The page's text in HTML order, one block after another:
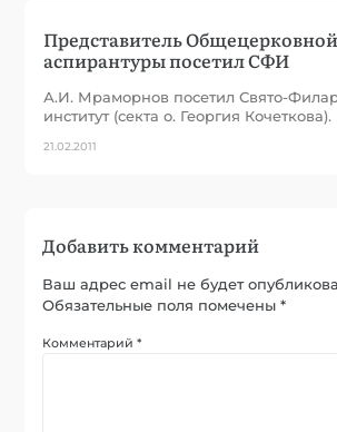
Представитель Общецерковной
аспирантуры посетил СФИ
А.И. Мраморнов посетил Свято-
институт (секта о. Георгия Кочеткова).
21.02.2011
Добавить комментарий
Ваш адрес email не будет
Обязательные поля помечены*
Комментарий*